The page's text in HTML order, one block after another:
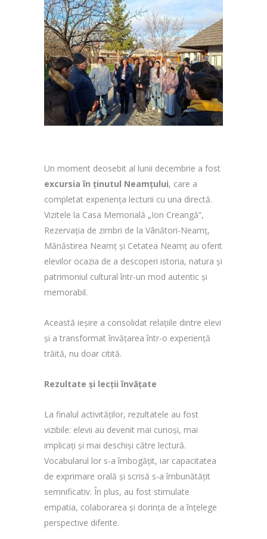
Un moment deosebit al lunii decembrie a fost
excursia în ținutul Neamțului, care a
completat experiența lecturii cu una directă.
Vizitele la Casa Memorială „Ion Creangă”,
Rezervația de zimbri de la Vânători-Neamț,
Mănăstirea Neamț și Cetatea Neamț au oferit
elevilor ocazia de a descoperi istoria, natura și
patrimoniul cultural într-un mod autentic și
memorabil.
Această ieșire a consolidat relațiile dintre elevi
și a transformat învățarea într-o experiență
trăită, nu doar citită.
Rezultate și lecții învățate
La finalul activităților, rezultatele au fost
vizibile: elevii au devenit mai curioși, mai
implicați și mai deschiși către lectură.
Vocabularul lor s-a îmbogățit, iar capacitatea
de exprimare orală și scrisă s-a îmbunătățit
semnificativ. În plus, au fost stimulate
empatia, colaborarea și dorința de a înțelege
perspective diferite.